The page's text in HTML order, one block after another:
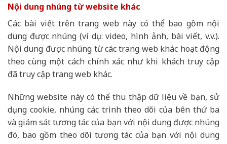
Nội dung nhúng từ website khác
Các bài viết trên trang web này có thể bao gồm nội
dung được nhúng (ví dụ: video, hình ảnh, bài viết, v.v.).
Nội dung được nhúng từ các trang web khác hoạt động
theo cùng một cách chính xác như khi khách truy cập
đã truy cập trang web khác.
Những website này có thể thu thập dữ liệu về bạn, sử
dụng cookie, nhúng các trình theo dõi của bên thứ ba
và giám sát tương tác của bạn với nội dung được nhúng
đó, bao gồm theo dõi tương tác của bạn với nội dung